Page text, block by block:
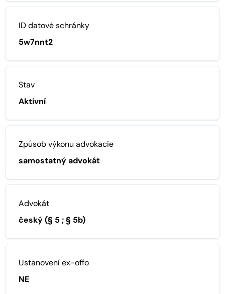
ID datové schránky
5w7nnt2
Stav
Aktivní
Způsob výkonu advokacie
samostatný advokát
Advokát
český (§ 5 ; § 5b)
Ustanovení ex-offo
NE